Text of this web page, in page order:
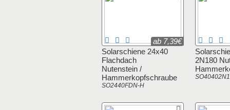
Solarschiene 24x40
Flachdach
Nutenstein /
Hammerkopfschraube
SO2440FDN-H
ab 7,39€
2N180